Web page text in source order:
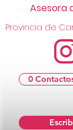
0
Provincia de
Asesora